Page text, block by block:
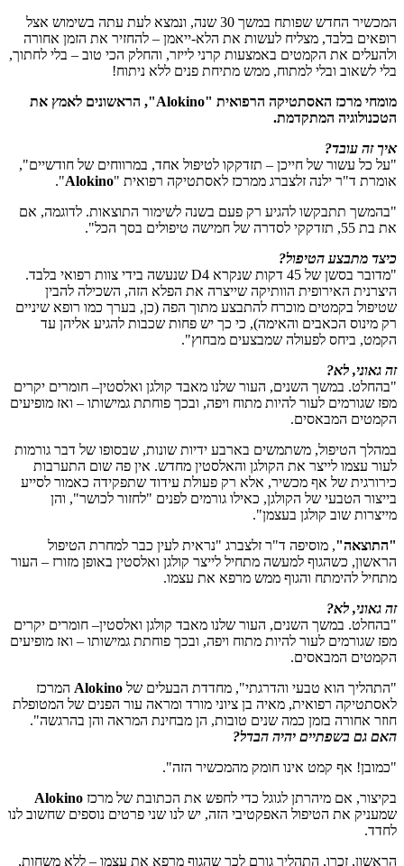
המכשיר החדש שפותח במשך 30 שנה, ונמצא לעת עתה בשימוש אצל
רופאים בלבד, מצליח לעשות את הלא-ייאמן – להחזיר את הזמן אחורה
ולהעלים את הקמטים באמצעות קרני לייזר, והחלק הכי טוב – בלי לחתוך,
בלי לשאוב ובלי למתוח, ממש מתיחת פנים ללא ניתוח!
מומחי מרכז האסתטיקה הרפואית "Alokino", הראשונים לאמץ את
הטכנולוגיה המתקדמת.
איך זה עובד?
"על כל עשור של חייכן – תזדקקו לטיפול אחד, במרווחים של חודשיים",
אומרת ד"ר ילנה זלצברג ממרכז לאסתטיקה רפואית "Alokino
".
"בהמשך תתבקשו להגיע רק פעם בשנה לשימור התוצאות. לדוגמה, אם
את בת 55, תזדקקי לסדרה של חמישה טיפולים בסך הכל".
כיצד מתבצע הטיפול?
"מדובר בסשן של 45 דקות שנקרא D4 שנעשה בידי צוות רפואי בלבד.
היצרנית האירופית הוותיקה שייצרה את הפלא הזה, השכילה להבין
שטיפול בקמטים מוכרח להתבצע מתוך הפה (כן, בערך כמו רופא שיניים
רק מינוס הכאבים והאימה), כי כך יש פחות שכבות להגיע אליהן עד
הקמט, ביחס לפעולה שמבצעים מבחוץ".
זה גאוני, לא?
"בהחלט. במשך השנים, העור שלנו מאבד קולגן ואלסטין– חומרים יקרים
מפז שגורמים לעור להיות מתוח ויפה, ובכך פוחתת גמישותו – ואז מופיעים
הקמטים המבאסים.
במהלך הטיפול, משתמשים בארבע ידיות שונות, שבסופו של דבר גורמות
לעור עצמו לייצר את הקולגן והאלסטין מחדש. אין פה שום התערבות
כירורגית של אף מכשיר, אלא רק פעולת עידוד שתפקידה כאמור לסייע
בייצור הטבעי של הקולגן, כאילו גורמים לפנים "לחזור לכושר", והן
מייצרות שוב קולגן בעצמן".
"התוצאה", מוסיפה ד"ר זלצברג "נראית לעין כבר למחרת הטיפול
הראשון, כשהגוף למעשה מתחיל לייצר קולגן ואלסטין באופן מזורז – העור
מתחיל להימתח והגוף ממש מרפא את עצמו.
זה גאוני, לא?
"בהחלט. במשך השנים, העור שלנו מאבד קולגן ואלסטין– חומרים יקרים
מפז שגורמים לעור להיות מתוח ויפה, ובכך פוחתת גמישותו – ואז מופיעים
הקמטים המבאסים.
"התהליך הוא טבעי והדרגתי", מחדדת הבעלים של Alokino המרכז
לאסתטיקה רפואית, מאיה בן ציוני מורד ומראה עור הפנים של המטופלת
חוזר אחורה בזמן כמה שנים טובות, הן מבחינת המראה והן בהרגשה".
האם גם בשפתיים יהיה הבדל?
"כמובן! אף קמט אינו חומק מהמכשיר הזה".
בקיצור, אם מיהרתן לגוגל כדי לחפש את הכתובת של מרכז Alokino
שמעניק את הטיפול האפקטיבי הזה, יש לנו שני פרטים נוספים שחשוב לנו
לחדד.
הראשון, זכרו, התהליך גורם לכך שהגוף מרפא את עצמו – ללא משחות,